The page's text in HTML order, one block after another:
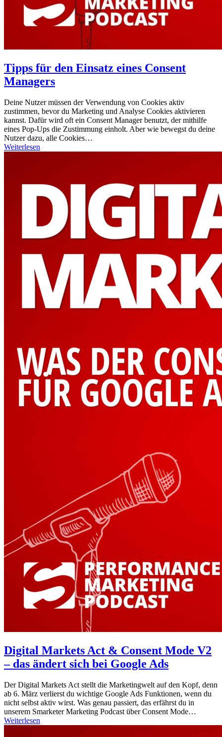
Tipps für den Einsatz eines Consent
Managers
Deine Nutzer müssen der Verwendung von Cookies aktiv
zustimmen, bevor du Marketing und Analyse Cookies aktivieren
kannst. Dafür wird oft ein Consent Manager benutzt, der mithilfe
eines Pop-Ups die Zustimmung einholt. Aber wie bewegst du deine
Nutzer dazu, alle Cookies…
Weiterlesen
Digital Markets Act & Consent Mode V2
– das ändert sich bei Google Ads
Der Digital Markets Act stellt die Marketingwelt auf den Kopf, denn
ab 6. März verlierst du wichtige Google Ads Funktionen, wenn du
nicht selbst aktiv wirst. Was genau passiert, das erfährst du in
unserem Smarketer Marketing Podcast über Consent Mode…
Weiterlesen